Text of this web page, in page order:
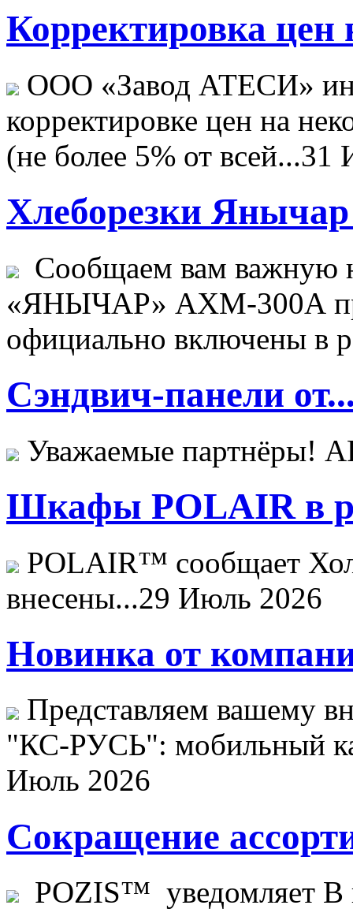
Корректировка цен
ООО «Завод АТЕСИ»
корректировке цен на
(не более 5% от всей...31
Хлеборезки Янычар
Сообщаем вам важную
«ЯНЫЧАР» АХМ-300А
официально включены в
Сэндвич-панели
Уважаемые
Шкафы POLAIR в
POLAIR™ сообщает
внесены...29 Июль 2026
Новинка от
Представляем вашему
"КС-РУСЬ": мобильный
Июль 2026
Сокращение
POZIS™ уведомляет В